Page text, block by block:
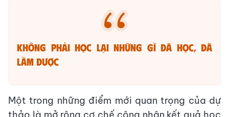
Không phải học lại những gì đã học, đã
làm được
Một trong những điểm mới quan trọng của dự